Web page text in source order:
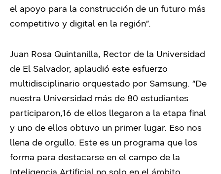
el apoyo para la construcción de un futuro más
competitivo y digital en la región”.
Juan Rosa Quintanilla, Rector de la Universidad
de El Salvador, aplaudió este esfuerzo
multidisciplinario orquestado por Samsung. “De
nuestra Universidad más de 80 estudiantes
participaron,16 de ellos llegaron a la etapa final
y uno de ellos obtuvo un primer lugar. Eso nos
llena de orgullo. Este es un programa que los
forma para destacarse en el campo de la